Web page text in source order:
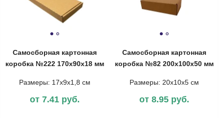
Самосборная картонная
коробка №222 170х90х18 мм
Размеры: 17х9х1,8 см
от 7.41 руб.
Самосборная картонная
коробка №82 200х100х50 мм
Размеры: 20х10х5 см
от 8.95 руб.